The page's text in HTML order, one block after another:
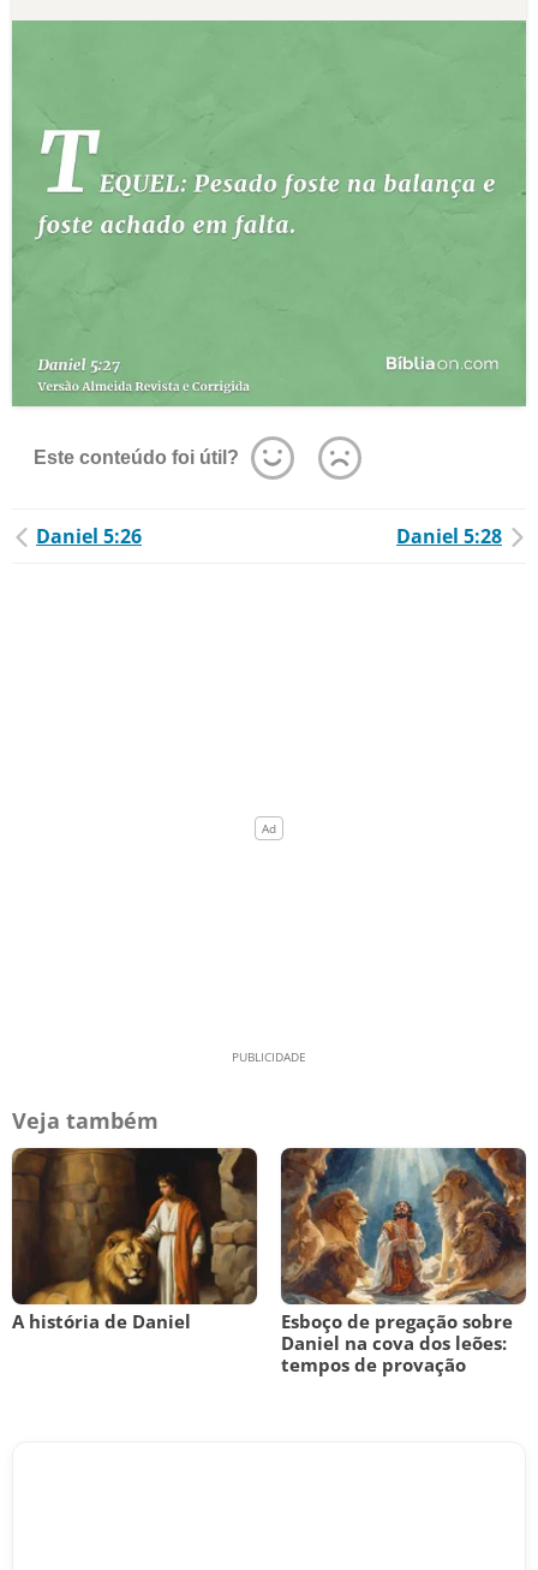
Este conteúdo foi útil?
Daniel 5:26 Daniel 5:28
Veja também
A história de Daniel
Esboço de pregação sobre
Daniel na cova dos leões:
tempos de provação